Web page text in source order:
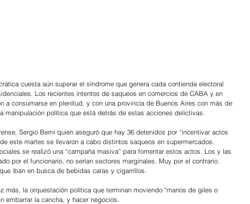
cuesta aún superar el síndrome que genera cada contienda electoral
Los recientes intentos de saqueos en comercios de CABA y en
a consumarse en plenitud, y con una provincia de Buenos Aires con más de
manipulación política que está detrás de estas acciones delictivas.
Sergio Berni quien aseguró que hay 36 detenidos por “incentivar actos
este martes se llevaron a cabo distintos saqueos en supermercados.
se realizó una “campaña masiva” para fomentar estos actos. Los y las
por el funcionario, no serían sectores marginales. Muy por el contrario.
iban en busca de bebidas caras y cigarrillos.
más, la orquestación política que terminan moviendo "manos de giles o
embarrar la cancha, y hacer negocios.